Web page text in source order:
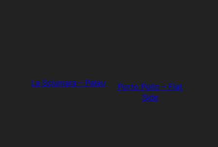
La Sciumara – Palau
Porto Pollo – Flat
Side